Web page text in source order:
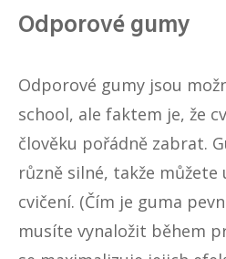
Odporové gumy
Odporové gumy jsou
school, ale faktem je, že
člověku pořádně zabrat.
různě silné, takže
cvičení. (Čím je guma
musíte vynaložit během